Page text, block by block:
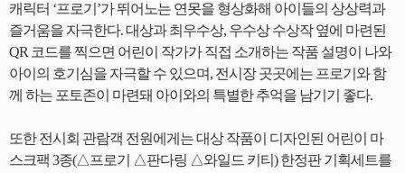
캐릭터 ‘프로기’가 뛰어노는 연못을 형상화해 아이들의 상상력과
즐거움을 자극한다. 대상과 최우수상, 우수상 수상작 옆에 마련된
QR 코드를 찍으면 어린이 작가가 직접 소개하는 작품 설명이 나와
아이의 호기심을 자극할 수 있으며, 전시장 곳곳에는 프로기와 함
께 하는 포토존이 마련돼 아이와의 특별한 추억을 남기기 좋다.
또한 전시회 관람객 전원에게는 대상 작품이 디자인된 어린이 마
스크팩 3종(△프로기 △판다링 △와일드 키티) 한정판 기획세트를